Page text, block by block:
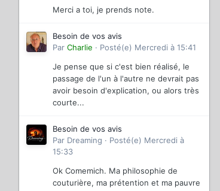
Merci a toi, je prends note.
Besoin de vos avis
Par Charlie · Posté(e) Mercredi à 15:41
Je pense que si c'est bien réalisé, le
passage de l'un à l'autre ne devrait pas
avoir besoin d'explication, ou alors très
courte...
Besoin de vos avis
Par Dreaming · Posté(e) Mercredi à
15:33
Ok Comemich. Ma philosophie de
couturière, ma prétention et ma pauvre